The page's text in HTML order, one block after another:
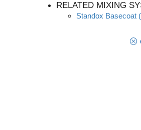
RELATED MIXING
Standox Basecoat